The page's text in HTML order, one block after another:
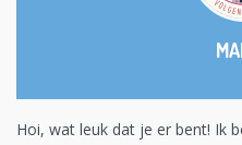
Hoi, wat leuk dat je er bent! Ik